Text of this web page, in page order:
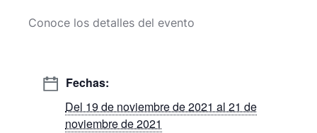
Conoce los detalles del evento
Fechas:
Del 19 de noviembre de 2021 al 21 de
noviembre de 2021